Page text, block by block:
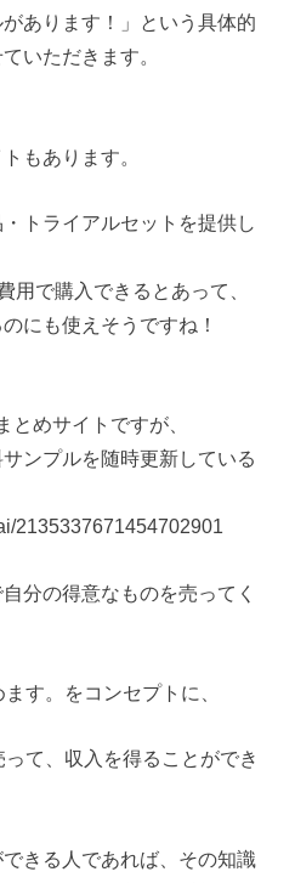
あります！」という具体的
いただきます。
もあります。
トライアルセットを提供し
用で購入できるとあって、
にも使えそうですね！
めサイトですが、
ンプルを随時更新している
2135337671454702901
分の得意なものを売ってく
す。をコンセプトに、
て、収入を得ることができ
きる人であれば、その知識